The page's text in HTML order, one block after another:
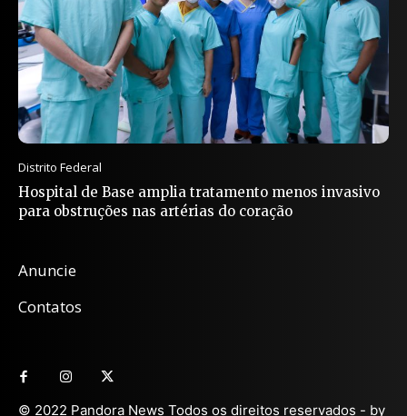
Distrito Federal
Hospital de Base amplia tratamento menos invasivo
para obstruções nas artérias do coração
Anuncie
Contatos
© 2022 Pandora News Todos os direitos reservados - by